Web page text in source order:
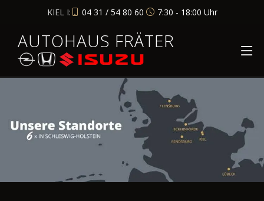
KIEL I: 04 31 / 54 80 60 7:30 - 18:00 Uhr
AUTOHAUS FRÄTER